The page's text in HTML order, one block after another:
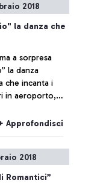
2018
la danza che
a sorpresa
la danza
che incanta i
in aeroporto,
Capitale.
Approfondisci
2018
Romantici”